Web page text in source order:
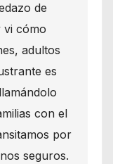
de
vi cómo
adultos
es
con el
por
seguros.